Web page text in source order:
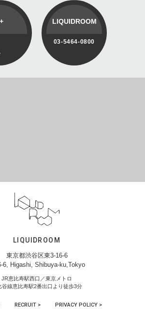
LIQUIDROOM
03-5464-0800
LIQUIDROOM
東京都渋谷区東3-16-6
6, Higashi, Shibuya-ku,Tokyo
JR恵比寿駅西口／東京メトロ
谷線恵比寿駅2番出口より徒歩3分
RECRUIT > PRIVACY POLICY >